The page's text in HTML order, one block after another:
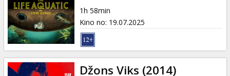
1h 58min
Kino no: 19.07.2025
Džons Viks (2014)